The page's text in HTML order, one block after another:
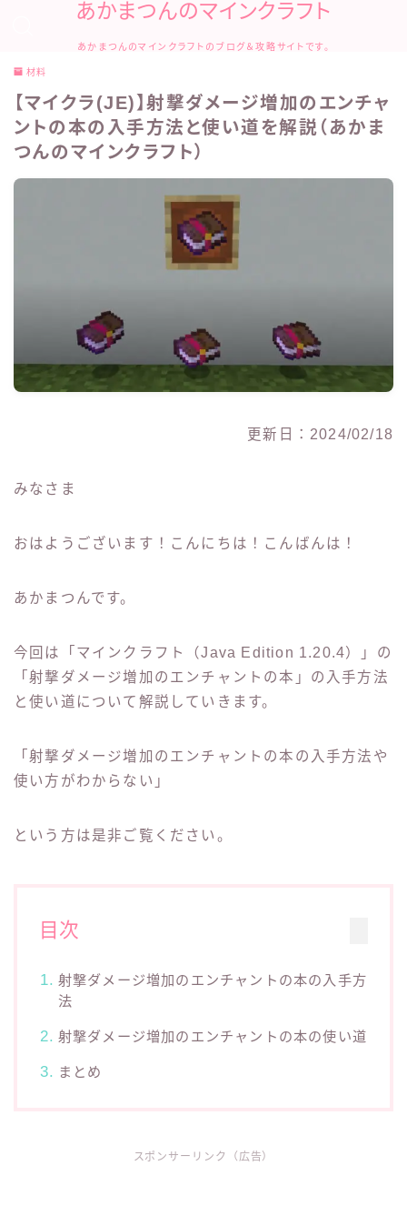
あかまつんのマインクラフト
あかまつんのマインクラフトのブログ＆攻略サイトです。
材料
【マイクラ(JE)】射撃ダメージ増加のエンチャ
ントの本の入手方法と使い道を解説（あかま
つんのマインクラフト）
更新日：2024/02/18
みなさま
おはようございます！こんにちは！こんばんは！
あかまつんです。
今回は「マインクラフト（Java Edition 1.20.4）」の
「射撃ダメージ増加のエンチャントの本」の入手方法
と使い道について解説していきます。
「射撃ダメージ増加のエンチャントの本の入手方法や
使い方がわからない」
という方は是非ご覧ください。
目次
射撃ダメージ増加のエンチャントの本の入手方
法
射撃ダメージ増加のエンチャントの本の使い道
まとめ
スポンサーリンク（広告）